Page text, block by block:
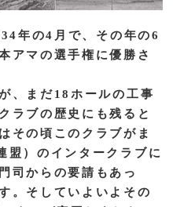
年の4月で、その年の6
アマの選手権に優勝さ
、まだ18ホールの工事
ラブの歴史にも残ると
その頃このクラブがま
盟）のインタークラブに
司からの要請もあっ
。そしていよいよその